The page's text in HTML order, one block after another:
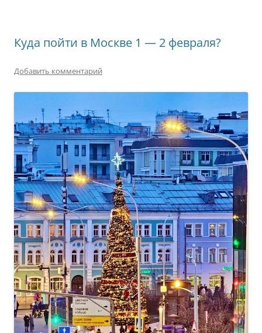
Куда пойти в Москве 1 — 2 февраля?
Добавить комментарий